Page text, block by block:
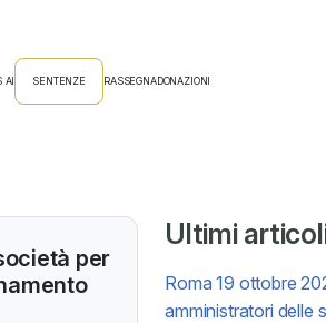
AI SENTENZE RASSEGNADONAZIONI
Ultimi
Roma 19 ottobre
amministratori delle
per